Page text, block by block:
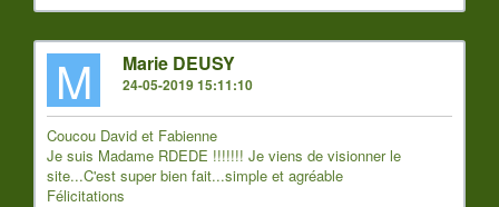
M Marie DEUSY
24-05-2019 15:11:10
Coucou David et Fabienne
Je suis Madame RDEDE !!!!!!! Je viens de visionner le
site...C'est super bien fait...simple et agréable
Félicitations